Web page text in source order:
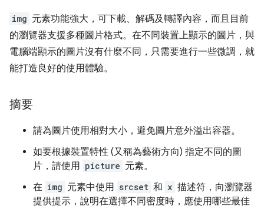
img 元素功能強大，可下載、解碼及轉譯內容，而且目前
的瀏覽器支援多種圖片格式。在不同裝置上顯示的圖片，與
電腦端顯示的圖片沒有什麼不同，只需要進行一些微調，就
能打造良好的使用體驗。
摘要
請為圖片使用相對大小，避免圖片意外溢出容器。
如要根據裝置特性 (又稱為藝術方向) 指定不同的圖
片，請使用 picture 元素。
在 img 元素中使用 srcset 和 x 描述符，向瀏覽器
提供提示，說明在選擇不同密度時，應使用哪些最佳